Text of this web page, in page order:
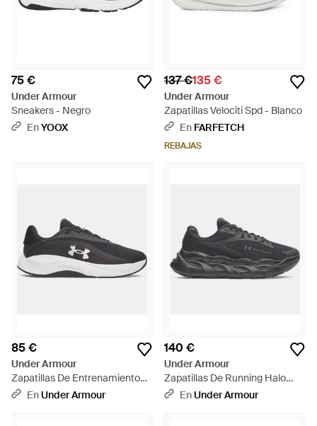
75 €
Under Armour
Sneakers - Negro
EnYOOX
137 €135 €
Under Armour
Zapatillas Velociti Spd - Blanco
En FARFETCH
REBAJAS
85 €
Under Armour
Zapatillas De Entrenamiento
Radiant Tr Para Mujer
EnUnder Armour
140 €
Under Armour
Zapatillas De Running Halo
Runner 2 Para Mujer Anthracite
EnUnder Armour